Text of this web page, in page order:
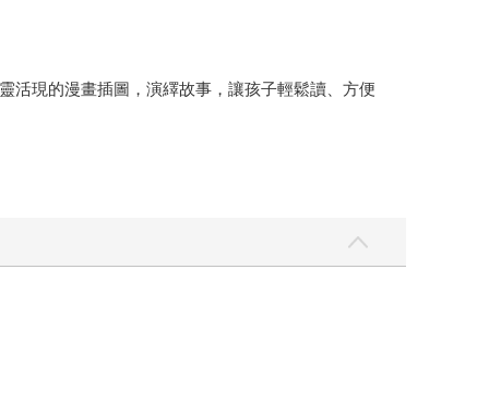
活現的漫畫插圖，演繹故事，讓孩子輕鬆讀、方便